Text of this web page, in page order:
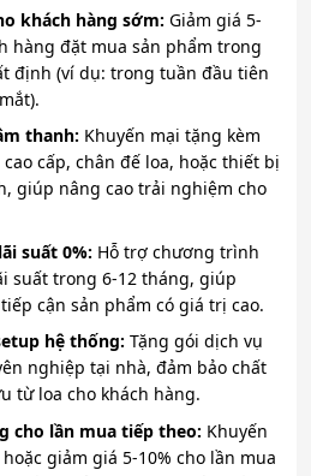
khách hàng sớm: Giảm giá 5-
hàng đặt mua sản phẩm trong
định (ví dụ: trong tuần đầu tiên
thanh: Khuyến mại tặng kèm
cấp, chân đế loa, hoặc thiết bị
giúp nâng cao trải nghiệm cho
suất 0%: Hỗ trợ chương trình
suất trong 6-12 tháng, giúp
cận sản phẩm có giá trị cao.
hệ thống: Tặng gói dịch vụ
nghiệp tại nhà, đảm bảo chất
từ loa cho khách hàng.
cho lần mua tiếp theo: Khuyến
giảm giá 5-10% cho lần mua